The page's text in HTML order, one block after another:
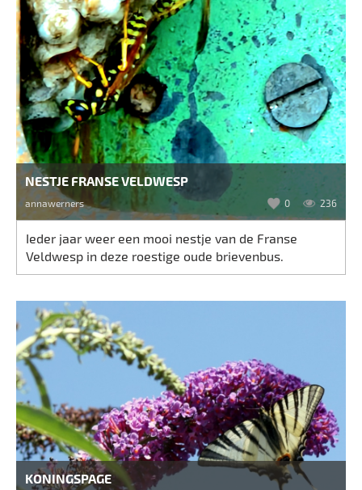
NESTJE FRANSE VELDWESP
annawerners 0 236
Ieder jaar weer een mooi nestje van de Franse
Veldwesp in deze roestige oude brievenbus.
KONINGSPAGE